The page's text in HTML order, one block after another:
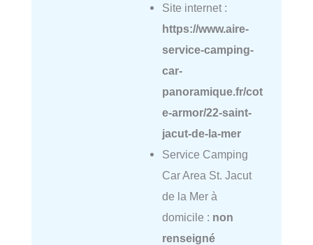
Site internet :
https://www.aire-
service-camping-
car-
panoramique.fr/cot
e-armor/22-saint-
jacut-de-la-mer
Service Camping
Car Area St. Jacut
de la Mer à
domicile : non
renseigné